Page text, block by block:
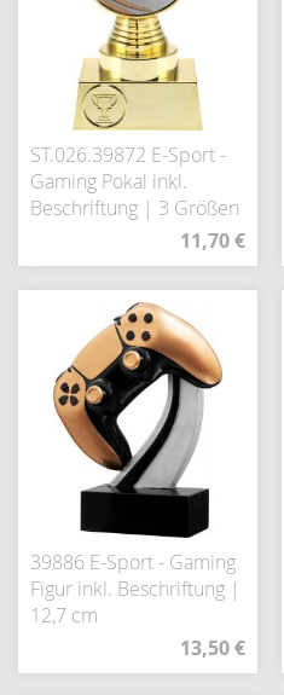
ST.026.39872 E-Sport -
Gaming Pokal inkl.
Beschriftung | 3 Größen
11,70 €
39886 E-Sport - Gaming
Figur inkl. Beschriftung |
12,7 cm
13,50 €